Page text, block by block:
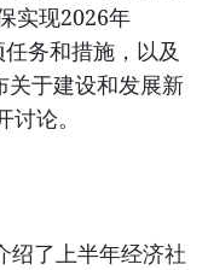
实现2026年
务和措施，以及
关于建设和发展新
论。
绍了上半年经济社